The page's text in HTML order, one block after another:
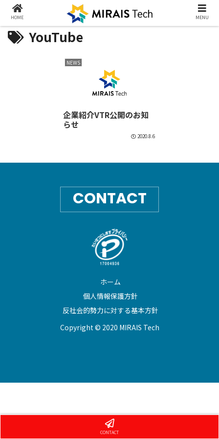
YouTube
NEWS
企業紹介VTR公開のお知
らせ
2020.8.6
CONTACT
ホーム
個人情報保護方針
反社会的勢力に対する基本方針
Copyright © 2020 MIRAIS Tech
HOME MENU
CONTACT